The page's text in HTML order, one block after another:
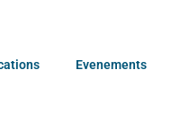
Evenements